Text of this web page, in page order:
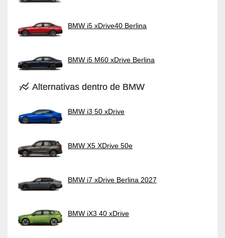
BMW i5 xDrive40 Berlina
BMW i5 M60 xDrive Berlina
Alternativas dentro de BMW
BMW i3 50 xDrive
BMW X5 XDrive 50e
BMW i7 xDrive Berlina 2027
BMW iX3 40 xDrive